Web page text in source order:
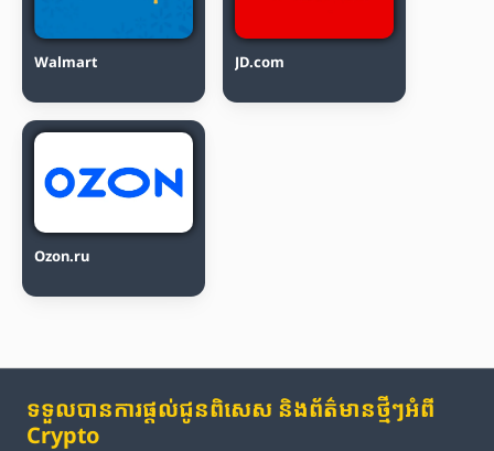
Walmart JD.com
Ozon.ru
ទទួលបានការផ្តល់ជូនពិសេស និងព័ត៌មានថ្មីៗអំពី
Crypto